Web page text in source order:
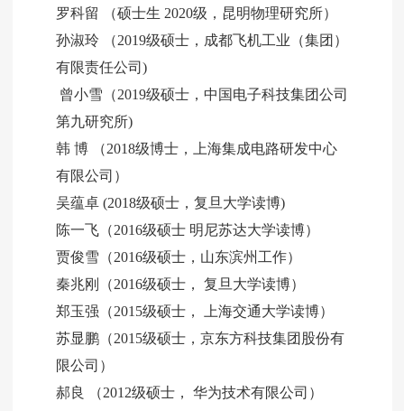
罗科留 （硕士生 2020级，昆明物理研究所）
孙淑玲 （2019级硕士，成都飞机工业（集团）
有限责任公司)
曾小雪（2019级硕士，中国电子科技集团公司
第九研究所)
韩 博 （2018级博士，上海集成电路研发中心
有限公司）
吴蕴卓 (2018级硕士，复旦大学读博)
陈一飞（2016级硕士 明尼苏达大学读博）
贾俊雪（2016级硕士，山东滨州工作）
秦兆刚（2016级硕士， 复旦大学读博）
郑玉强（2015级硕士， 上海交通大学读博）
苏显鹏（2015级硕士，京东方科技集团股份有
限公司）
郝良 （2012级硕士， 华为技术有限公司）